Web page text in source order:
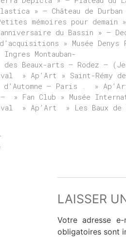
» – Château de
mémoires pour demain »
anniversaire du Bassin » –
» Musée Denys
Ingres Montauban-
des Beaux-arts – Rodez –
» Ap’Art » Saint-Rémy de
d’Automne – Paris . »
– » Fan Club » Musée
» Ap’Art » Les Baux de
LAISSER
Votre adresse
obligatoires sont